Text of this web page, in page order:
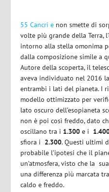
55 Cancri e non smette di
volte più grande della Terra,
intorno alla stella omonima
dalla composizione simile a
Autore della scoperta, il
aveva individuato nel 2016
entrambi i lati del pianeta. I
modello ottimizzato per
lato oscuro dell’esopianeta
non è poi così freddo, dato
oscillano tra i 1.300 e i
sfiora i 2.300. Questi ultimi
probabile l’ipotesi che il
un’atmosfera, visto che la
una differenza più marcata
caldo e freddo.